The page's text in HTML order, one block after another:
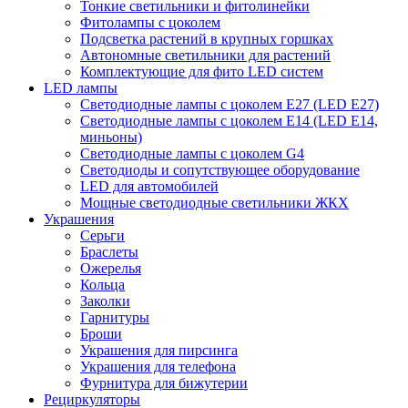
Тонкие светильники и фитолинейки
Фитолампы с цоколем
Подсветка растений в крупных горшках
Автономные светильники для растений
Комплектующие для фито LED систем
LED лампы
Светодиодные лампы с цоколем Е27 (LED E27)
Светодиодные лампы с цоколем Е14 (LED E14,
миньоны)
Светодиодные лампы с цоколем G4
Светодиоды и сопутствующее оборудование
LED для автомобилей
Мощные светодиодные светильники ЖКХ
Украшения
Серьги
Браслеты
Ожерелья
Кольца
Заколки
Гарнитуры
Броши
Украшения для пирсинга
Украшения для телефона
Фурнитура для бижутерии
Рециркуляторы